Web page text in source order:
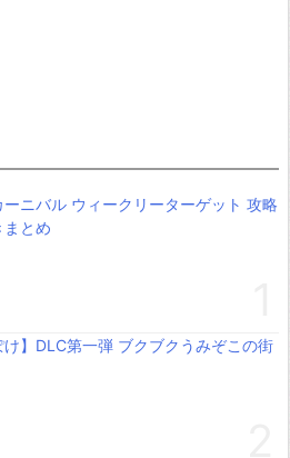
ーニバル ウィークリーターゲット 攻略
まとめ
け】DLC第一弾 ブクブクうみぞこの街